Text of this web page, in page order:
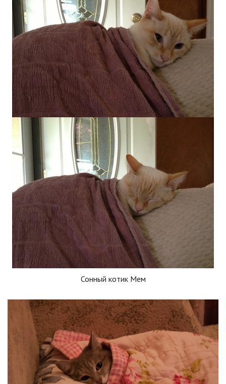
Сонный котик Мем